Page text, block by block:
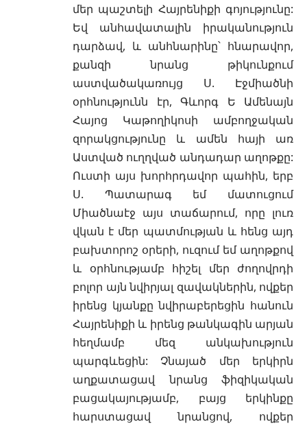
մեր պաշտելի Հայրենիքի գոյությունը:
Եվ անհավատալին իրականություն
դարձավ, և անհնարինը՝ հնարավոր,
քանզի նրանց թիկունքում
աստվածակառույց Ս. Էջմիածնի
օրհնությունն էր, Գևորգ Ե Ամենայն
Հայոց Կաթողիկոսի ամբողջական
զորակցությունը և ամեն հայի առ
Աստված ուղղված անդադար աղոթքը:
Ուստի այս խորհրդավոր պահին, երբ
Ս. Պատարագ եմ մատուցում
Միածնաէջ այս տաճարում, որը լուռ
վկան է մեր պատմության և հենց այդ
բախտորոշ օրերի, ուզում եմ աղոթքով
և օրհնությամբ հիշել մեր ժողովրդի
բոլոր այն նվիրյալ զավակներին, ովքեր
իրենց կյանքը նվիրաբերեցին հանուն
Հայրենիքի և իրենց թանկագին արյան
հեղմամբ մեզ անկախություն
պարգևեցին: Չնայած մեր երկիրն
աղքատացավ նրանց ֆիզիկական
բացակայությամբ, բայց երկինքը
հարստացավ նրանցով, ովքեր